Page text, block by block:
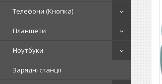
Телефони (Кнопка)
Планшети
Ноутбуки
Зарядні станції